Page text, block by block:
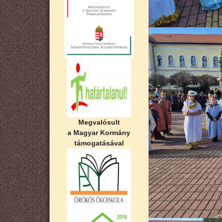
Megvalósult
a Magyar Kormány
támogatásával